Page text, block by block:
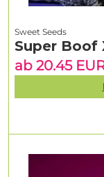
Sweet Seeds
Super Boof
ab 20.45